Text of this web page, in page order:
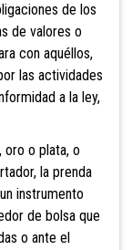
de los
de valores o
con aquéllos,
las actividades
a la ley,
o plata, o
la prenda
instrumento
de bolsa que
o ante el